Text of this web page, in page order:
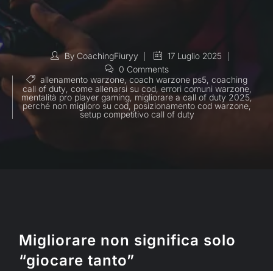
By CoachingFiuryy
17 Luglio 2025
0 Comments
allenamento warzone, coach warzone ps5 coaching
call of duty, come allenarsi su cod, errori comuni warzone,
mentalità pro player gaming migliorare a call of duty 2025,
perché non miglioro su cod, posizionamento cod warzone,
setup competitivo call of duty
Migliorare non significa solo
“giocare tanto”